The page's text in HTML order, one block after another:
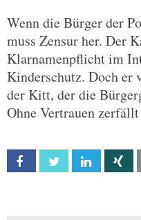
Wenn die Bürger der
muss Zensur her. Der
Klarnamenpflicht im
Kinderschutz. Doch er
der Kitt, der die
Ohne Vertrauen
Facebook Twitter Linkedin